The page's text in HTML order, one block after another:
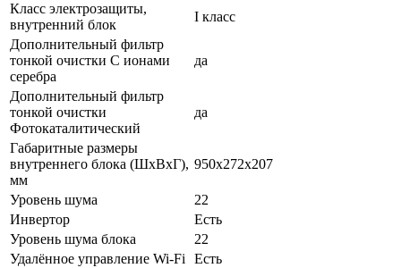
Класс электрозащиты,
внутренний блок
I класс
Дополнительный фильтр
тонкой очистки С ионами
серебра
да
Дополнительный фильтр
тонкой очистки
Фотокаталитический
да
Габаритные размеры
внутреннего блока (ШхВхГ),
мм
950x272x207
Уровень шума
22
Инвертор
Есть
Уровень шума блока
22
Удалённое управление Wi-Fi
Есть